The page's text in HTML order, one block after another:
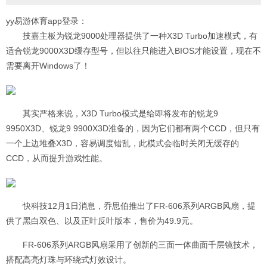
yy易游体育app登录：
技嘉主板为锐龙9000处理器提供了一种X3D Turbo加速模式，有
适合锐龙9000X3D缓存型号，但以往只能进入BIOS才能设置，现在不
需要离开Windows了！
其实严格来说，X3D Turbo模式是给即将发布的锐龙9
9950X3D、锐龙9 9900X3D准备的，因为它们都有两个CCD，但只有
一个上边堆叠X3D，容易调度错乱，此模式会临时关闭无缓存的
CCD，从而提升游戏性能。
快科技12月1日消息，乔思伯推出了FR-606系列ARGB风扇，提
供了黑白双色、以及正叶反叶版本，售价为49.9元。
FR-606系列ARGB风扇采用了创新的三面一体曲面千层镜技术，
搭配高亮灯珠与环绕式灯效设计。